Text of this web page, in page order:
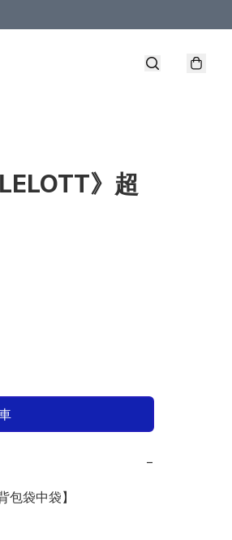
》超
−
袋中袋】